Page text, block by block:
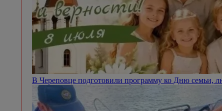
В Череповце подготовили программу ко Дню семьи,